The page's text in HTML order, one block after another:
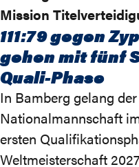
Mission
111:79 gegen
gehen mit fünf
Quali-Phase
In Bamberg gelang
Nationalmannschaft
ersten
Weltmeisterschaft